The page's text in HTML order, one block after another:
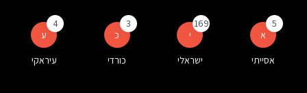
א
5
אסייתי
י
169
ישראלי
כ
3
כורדי
ע
4
עיראקי